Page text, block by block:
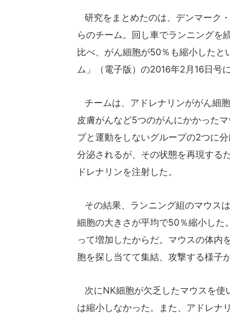
研究をまとめたのは、デンマーク
らのチーム。回し車でランニングを
比べ、がん細胞が50％も縮小した
ム」（電子版）の2016年2月16日号
チームは、アドレナリンががん細
皮膚がんなど5つのがんにかかった
プと運動をしないグループの2つに
分泌されるが、その状態を再現する
ドレナリンを注射した。
その結果、ランニング組のマウス
細胞の大きさが平均で50％縮小した
って増加したからだ。マウスの体内
胞を探し当てて集結、攻撃する様子
次にNK細胞が欠乏したマウスを使
は縮小しなかった。また、アドレナ